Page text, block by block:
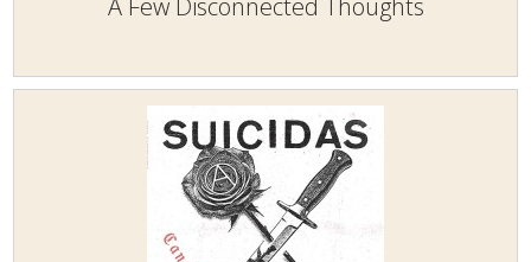
A Few Disconnected Thoughts